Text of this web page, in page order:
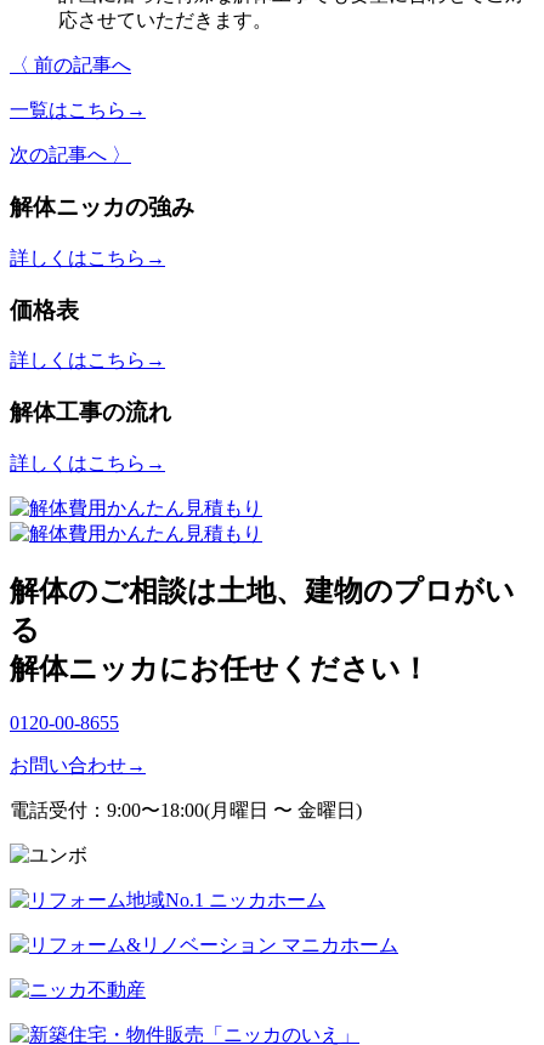
応させていただきます。
〈 前の記事へ
一覧はこちら →
次の記事へ 〉
解体ニッカの強み
詳しくはこちら →
価格表
詳しくはこちら →
解体工事の流れ
詳しくはこちら →
解体のご相談は土地、建物のプロがい
る
解体ニッカにお任せください！
0120-00-8655
お問い合わせ→
電話受付：9:00〜18:00(月曜日 〜 金曜日)